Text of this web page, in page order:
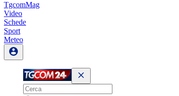
TgcomMag
Video
Schede
Sport
Meteo